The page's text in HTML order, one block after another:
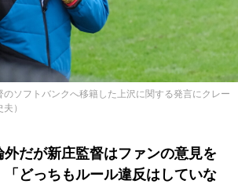
ソフトバンクへ移籍した上沢に関する発言にクレー
）
外だが新庄監督はファンの意見を
どっちもルール違反はしていな